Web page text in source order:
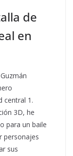
de
en
central 1.
3D, he
para un baile
personajes
sus